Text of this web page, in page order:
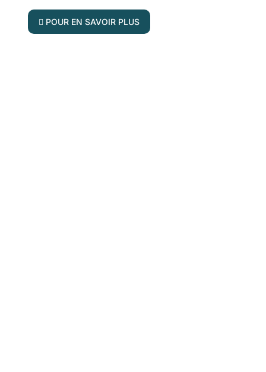
POUR EN SAVOIR PLUS